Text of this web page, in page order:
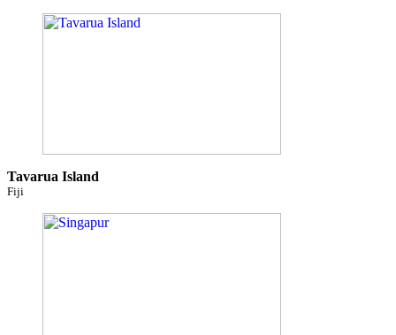
Tavarua Island
Fiji